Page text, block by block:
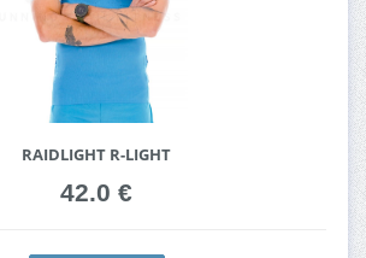
RAIDLIGHT R-LIGHT
42.0 €